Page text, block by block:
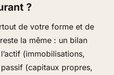
?
de votre forme et de
la même : un bilan
(immobilisations,
(capitaux propres,